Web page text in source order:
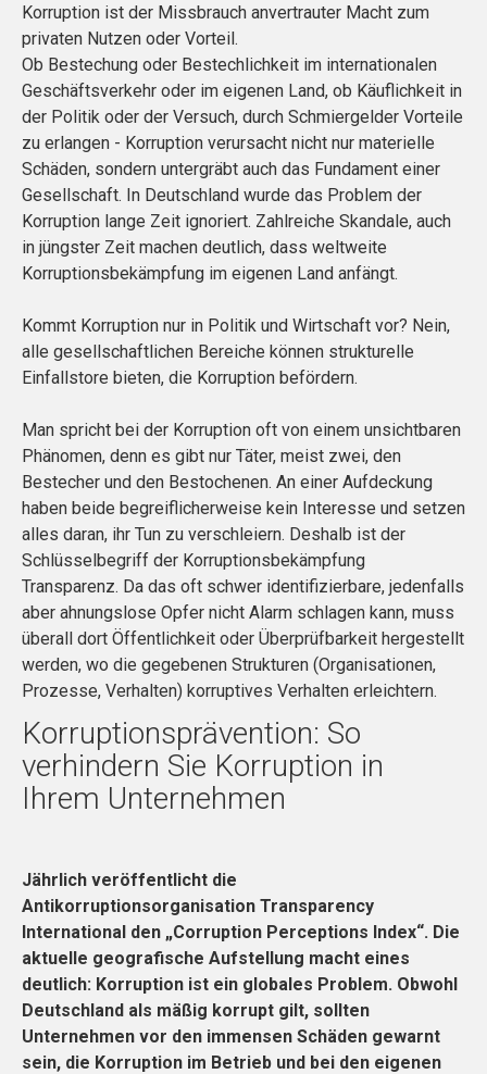
Korruption ist der Missbrauch anvertrauter Macht zum
privaten Nutzen oder Vorteil.
Ob Bestechung oder Bestechlichkeit im internationalen
Geschäftsverkehr oder im eigenen Land, ob Käuflichkeit in
der Politik oder der Versuch, durch Schmiergelder Vorteile
zu erlangen - Korruption verursacht nicht nur materielle
Schäden, sondern untergräbt auch das Fundament einer
Gesellschaft. In Deutschland wurde das Problem der
Korruption lange Zeit ignoriert. Zahlreiche Skandale, auch
in jüngster Zeit machen deutlich, dass weltweite
Korruptionsbekämpfung im eigenen Land anfängt.
Kommt Korruption nur in Politik und Wirtschaft vor? Nein,
alle gesellschaftlichen Bereiche können strukturelle
Einfallstore bieten, die Korruption befördern.
Man spricht bei der Korruption oft von einem unsichtbaren
Phänomen, denn es gibt nur Täter, meist zwei, den
Bestecher und den Bestochenen. An einer Aufdeckung
haben beide begreiflicherweise kein Interesse und setzen
alles daran, ihr Tun zu verschleiern. Deshalb ist der
Schlüsselbegriff der Korruptionsbekämpfung
Transparenz. Da das oft schwer identifizierbare, jedenfalls
aber ahnungslose Opfer nicht Alarm schlagen kann, muss
überall dort Öffentlichkeit oder Überprüfbarkeit hergestellt
werden, wo die gegebenen Strukturen (Organisationen,
Prozesse, Verhalten) korruptives Verhalten erleichtern.
Korruptionsprävention: So
verhindern Sie Korruption in
Ihrem Unternehmen
Jährlich veröffentlicht die
Antikorruptionsorganisation Transparency
International den „Corruption Perceptions Index“. Die
aktuelle geografische Aufstellung macht eines
deutlich: Korruption ist ein globales Problem. Obwohl
Deutschland als mäßig korrupt gilt, sollten
Unternehmen vor den immensen Schäden gewarnt
sein, die Korruption im Betrieb und bei den eigenen